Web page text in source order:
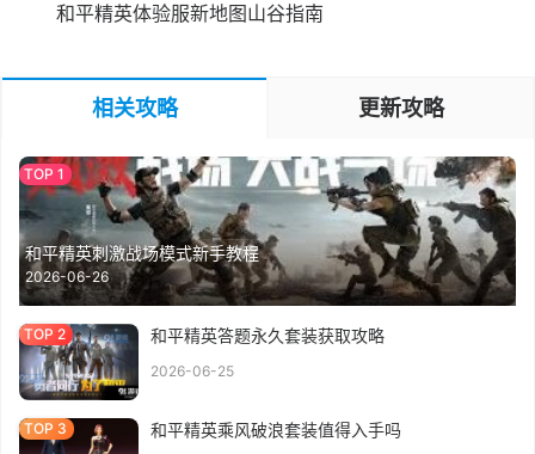
和平精英体验服新地图山谷指南
相关攻略 更新攻略
和平精英刺激战场模式新手教程
2026-06-26
和平精英答题永久套装获取攻略
2026-06-25
和平精英乘风破浪套装值得入手吗